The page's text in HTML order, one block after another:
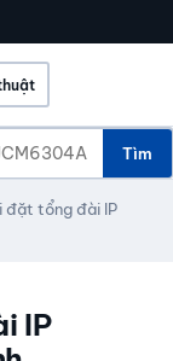
Tìm
đặt tổng đài IP
IP